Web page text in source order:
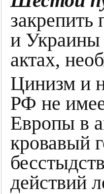
и Украины
актах,
Цинизм и
РФ не
Европы в
кровавый
действий